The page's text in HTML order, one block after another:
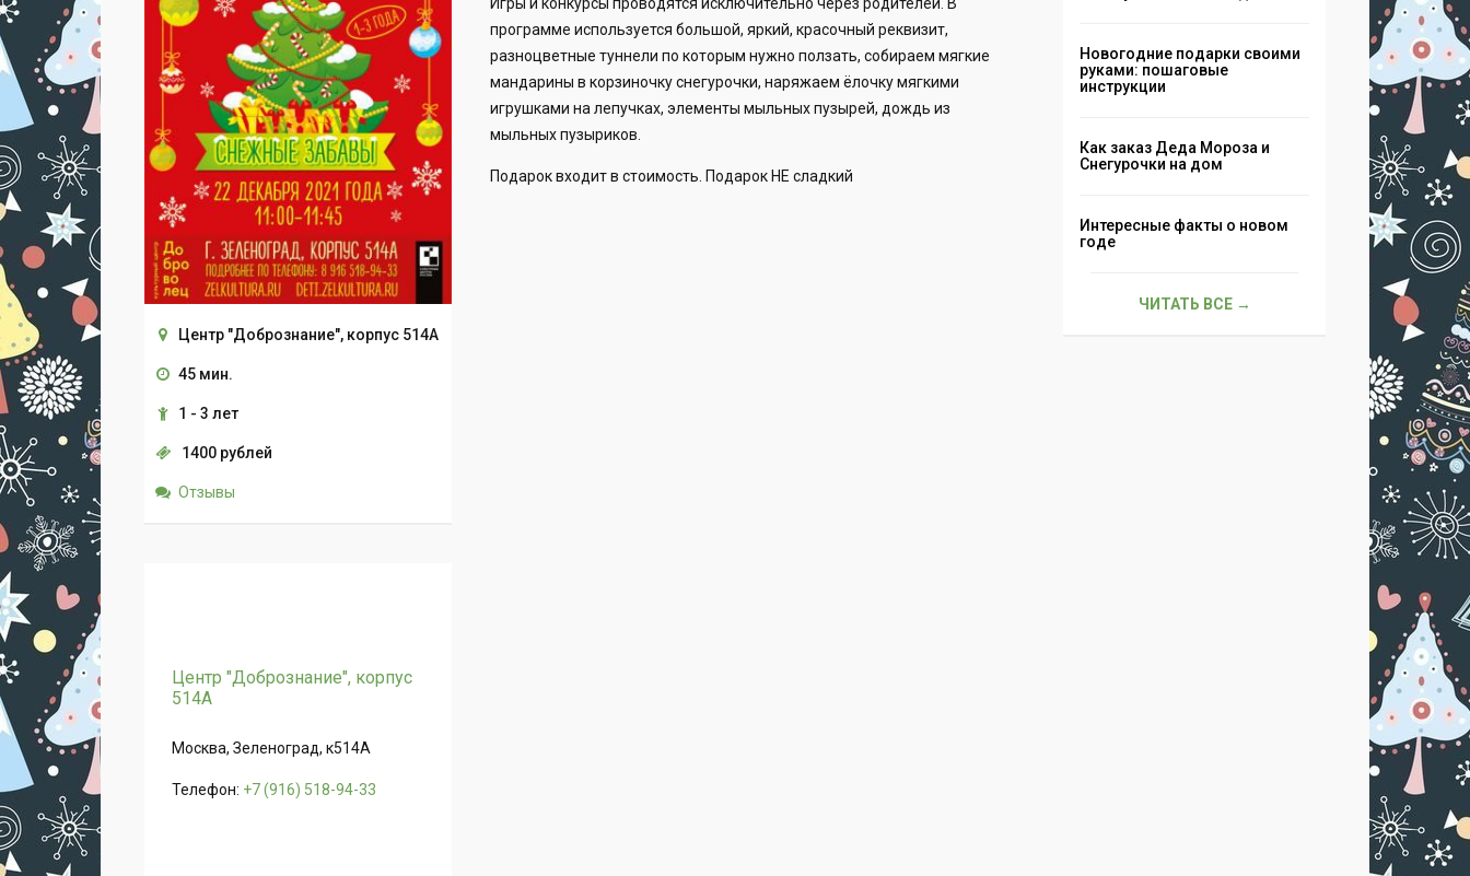
Центр "Добрознание", корпус 514А
45 мин.
1 - 3 лет
1400 рублей
Отзывы
программе используется большой, яркий, красочный реквизит,
разноцветные туннели по которым нужно ползать, собираем мягкие
мандарины в корзиночку снегурочки, наряжаем ёлочку мягкими
игрушками на лепучках, элементы мыльных пузырей, дождь из
мыльных пузыриков.
Подарок входит в стоимость. Подарок НЕ сладкий
Центр "Добрознание", корпус
514А
Москва, Зеленоград, к514А
Телефон: +7 (916) 518-94-33
Новогодние подарки своими
руками: пошаговые
инструкции
Как заказ Деда Мороза и
Снегурочки на дом
Интересные факты о новом
годе
ЧИТАТЬ ВСЕ →